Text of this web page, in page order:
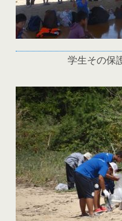
学生その保